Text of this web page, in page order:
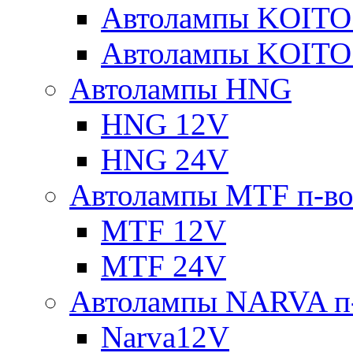
Автолампы
Автолампы
Автолампы HNG
HNG 12V
HNG 24V
Автолампы MTF п-
MTF 12V
MTF 24V
Автолампы NARVA
Narva12V